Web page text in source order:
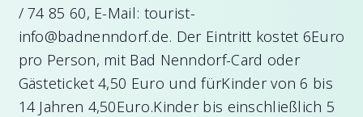
/ 74 85 60, E-Mail: tourist-
info@badnenndorf.de. Der Eintritt kostet 6Euro
pro Person, mit Bad Nenndorf-Card oder
Gästeticket 4,50 Euro und fürKinder von 6 bis
14 Jahren 4,50Euro.Kinder bis einschließlich 5